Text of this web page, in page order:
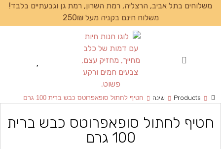
משלוחים בתל אביב, הרצליה, רמת השרון, רמת גן וגבעתיים בלבד!
משלוח חינם בקניה מעל 250₪
Products שינה חטיף לחתול סופאפרוטס כבש ברית 100 גרם
חטיף לחתול סופאפרוטס כבש ברית
100 גרם